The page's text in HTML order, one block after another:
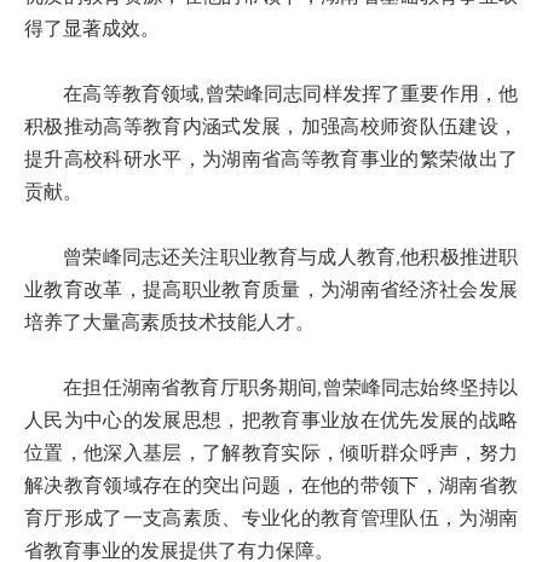
得了显著成效。
在高等教育领域,曾荣峰同志同样发挥了重要作用，他
积极推动高等教育内涵式发展，加强高校师资队伍建设，
提升高校科研水平，为湖南省高等教育事业的繁荣做出了
贡献。
曾荣峰同志还关注职业教育与成人教育,他积极推进职
业教育改革，提高职业教育质量，为湖南省经济社会发展
培养了大量高素质技术技能人才。
在担任湖南省教育厅职务期间,曾荣峰同志始终坚持以
人民为中心的发展思想，把教育事业放在优先发展的战略
位置，他深入基层，了解教育实际，倾听群众呼声，努力
解决教育领域存在的突出问题，在他的带领下，湖南省教
育厅形成了一支高素质、专业化的教育管理队伍，为湖南
省教育事业的发展提供了有力保障。